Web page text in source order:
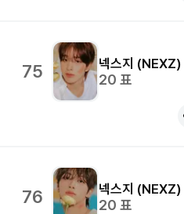
75 넥스지 (NEXZ)
20 표
76 넥스지 (NEXZ)
20 표